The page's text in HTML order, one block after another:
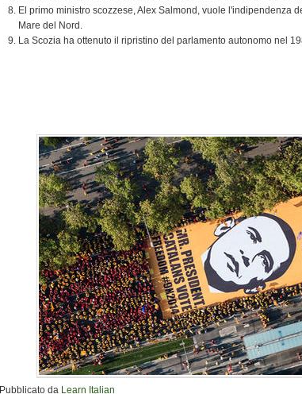
El primo ministro scozzese, Alex Salmond, vuole l'indipendenza
Mare del Nord.
La Scozia ha ottenuto il ripristino del parlamento autonomo nel
Pubblicato da Learn Italian